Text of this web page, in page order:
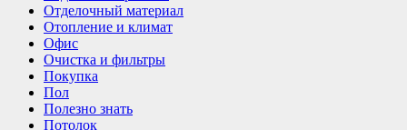
Отделочный материал
Отопление и климат
Офис
Очистка и фильтры
Покупка
Пол
Полезно знать
Потолок